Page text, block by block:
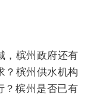
，槟州政府还有
？槟州供水机构
？槟州是否已有